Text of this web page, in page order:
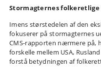
Stormagternes
Imens størstedelen af den
fokuserer på stormagternes
CMS-rapporten nærmere på,
forskelle mellem USA,
forstå betydningen af